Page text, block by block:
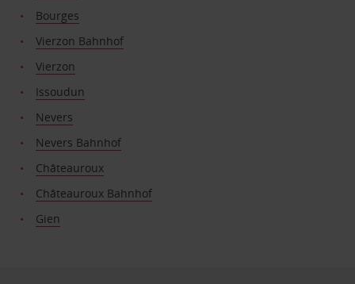
Bourges
Vierzon Bahnhof
Vierzon
Issoudun
Nevers
Nevers Bahnhof
Châteauroux
Châteauroux Bahnhof
Gien